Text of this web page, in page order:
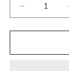
Reducir
cantidad
para
para